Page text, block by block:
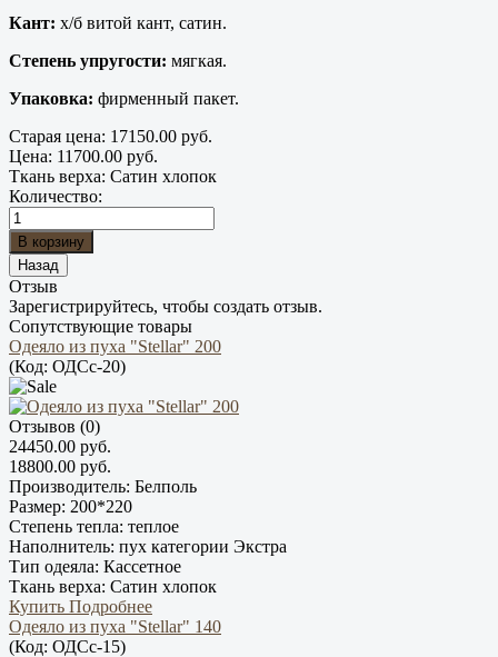
Кант: х/б витой кант, сатин.
Степень упругости: мягкая.
Упаковка: фирменный пакет.
Старая цена: 17150.00 руб.
Цена: 11700.00 руб.
Ткань верха: Сатин хлопок
Количество:
Отзыв
Зарегистрируйтесь, чтобы создать отзыв.
Сопутствующие товары
Одеяло из пуха "Stellar" 200
(Код: ОДCс-20)
Отзывов (0)
24450.00 руб.
18800.00 руб.
Производитель: Белполь
Размер: 200*220
Степень тепла: теплое
Наполнитель: пух категории Экстра
Тип одеяла: Кассетное
Ткань верха: Сатин хлопок
Купить Подробнее
Одеяло из пуха "Stellar" 140
(Код: ОДCс-15)